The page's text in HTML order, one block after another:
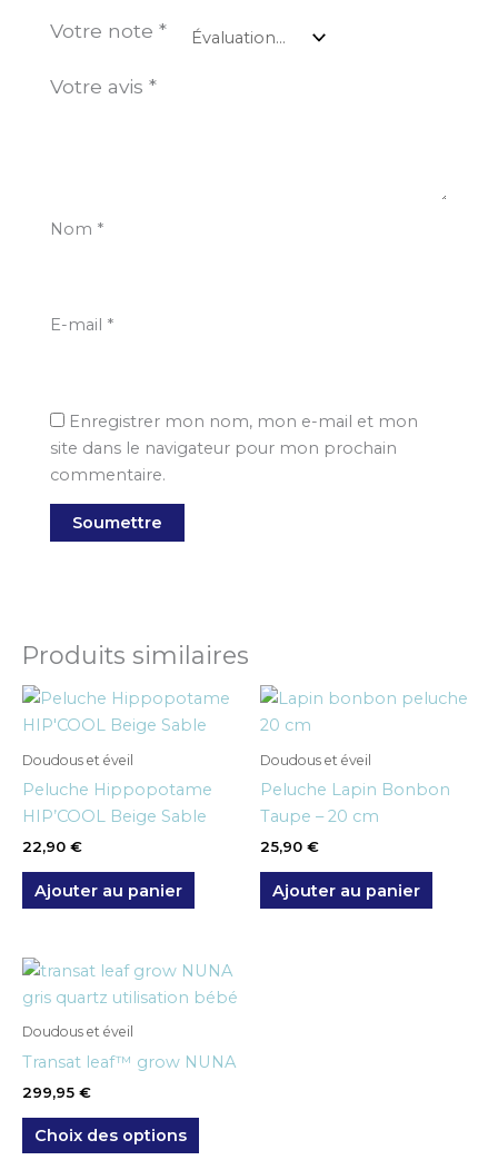
Votre note*
Votre avis*
Nom *
E-mail *
Enregistrer mon nom, mon e-mail et mon
site dans le navigateur pour mon prochain
commentaire.
Produits similaires
Doudous et éveil
Peluche Hippopotame
HIP’COOL Beige Sable
22,90 €
Ajouter au panier
Doudous et éveil
Peluche Lapin Bonbon
Taupe – 20 cm
25,90 €
Ajouter au panier
Doudous et éveil
Transat leaf™ grow NUNA
299,95 €
Choix des options
Ce
produit
peuvent